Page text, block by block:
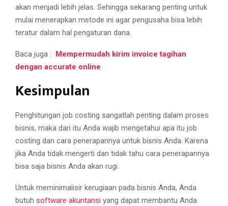
akan menjadi lebih jelas. Sehingga sekarang penting untuk
mulai menerapkan metode ini agar pengusaha bisa lebih
teratur dalam hal pengaturan dana.
Baca juga : Mempermudah kirim invoice tagihan
dengan accurate online
Kesimpulan
Penghitungan job costing sangatlah penting dalam proses
bisnis, maka dari itu Anda wajib mengetahui apa itu job
costing dan cara penerapannya untuk bisnis Anda. Karena
jika Anda tidak mengerti dan tidak tahu cara penerapannya
bisa saja bisnis Anda akan rugi.
Untuk meminimalisir kerugiaan pada bisnis Anda, Anda
butuh software akuntansi yang dapat membantu Anda